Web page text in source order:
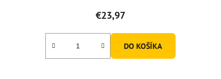
€23,97
DO KOŠÍKA